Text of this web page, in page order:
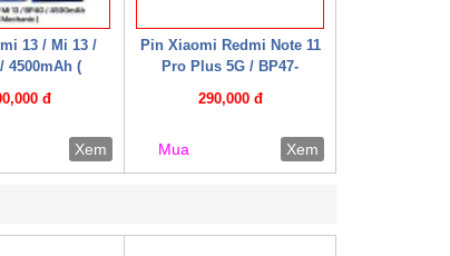
13 / Mi 13 /
4500mAh (
đ
Xem
Pin Xiaomi Redmi Note 11
Pro Plus 5G / BP47-
290,000 đ
Mua Xem